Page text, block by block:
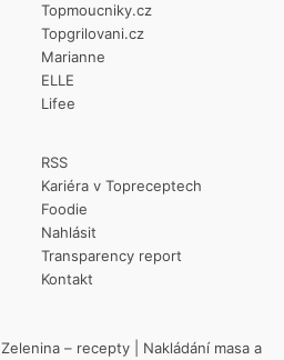
RSS
Kariéra v Topreceptech
Foodie
Nahlásit
Transparency report
Kontakt
Topmoucniky.cz
Topgrilovani.cz
Marianne
ELLE
Lifee
Zelenina – recepty
Nakládání masa a